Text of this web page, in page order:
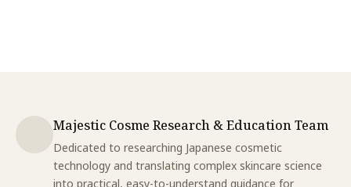
Majestic Cosme Research & Education Team
Dedicated to researching Japanese cosmetic
technology and translating complex skincare science
into practical, easy-to-understand guidance for